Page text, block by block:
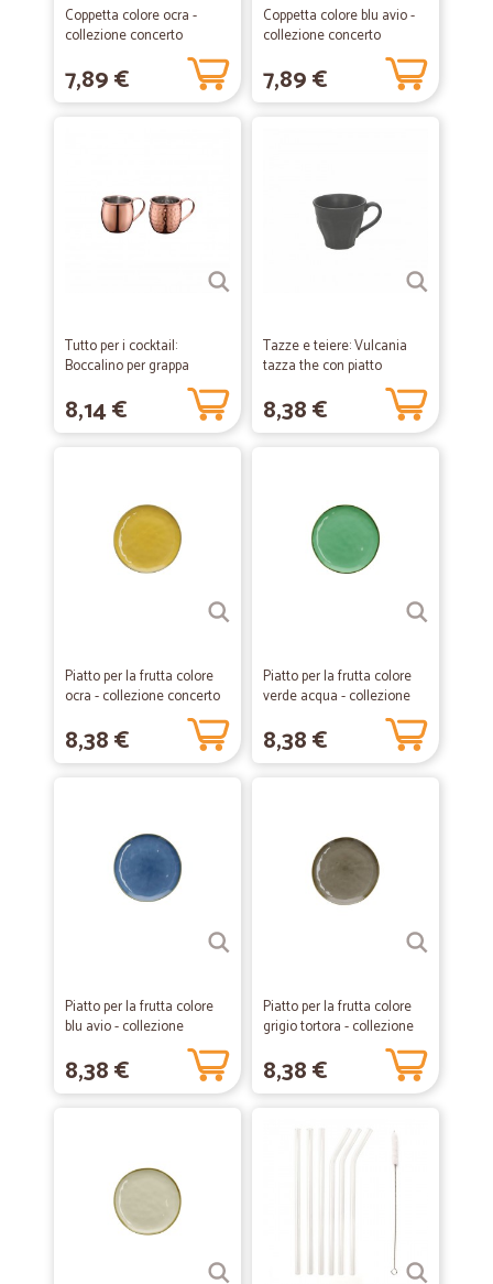
Coppetta colore ocra -
collezione concerto
7,89 €
Coppetta colore blu avio -
collezione concerto
7,89 €
Tutto per i cocktail:
Boccalino per grappa
8,14 €
Tazze e teiere: Vulcania
tazza the con piatto
8,38 €
Piatto per la frutta colore
ocra - collezione concerto
8,38 €
Piatto per la frutta colore
verde acqua - collezione
8,38 €
Piatto per la frutta colore
blu avio - collezione
8,38 €
Piatto per la frutta colore
grigio tortora - collezione
8,38 €